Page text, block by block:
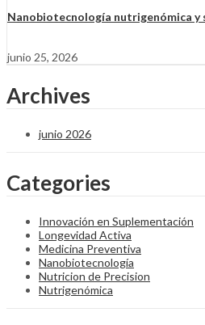
Nanobiotecnología nutrigenómica y
junio 25, 2026
Archives
junio 2026
Categories
Innovación en Suplementación
Longevidad Activa
Medicina Preventiva
Nanobiotecnología
Nutricion de Precision
Nutrigenómica